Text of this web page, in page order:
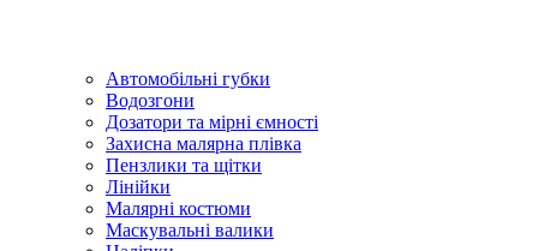
Автомобільні губки
Водозгони
Дозатори та мірні ємності
Захисна малярна плівка
Пензлики та щітки
Лінійки
Малярні костюми
Маскувальні валики